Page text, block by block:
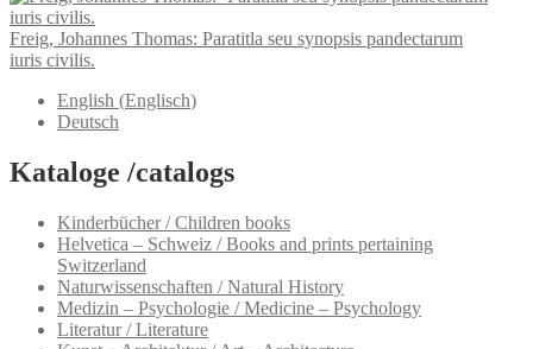
Freig, Johannes Thomas: Paratitla seu synopsis pandectarum
iuris civilis.
English (Englisch)
Deutsch
Kataloge /catalogs
Kinderbücher / Children books
Helvetica – Schweiz / Books and prints pertaining
Switzerland
Naturwissenschaften / Natural History
Medizin – Psychologie / Medicine – Psychology
Literatur / Literature